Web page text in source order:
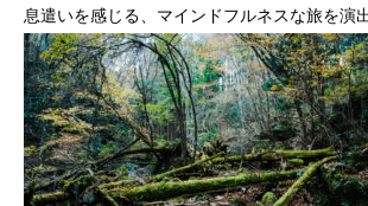
息遣いを感じる、マインドフルネスな旅を演